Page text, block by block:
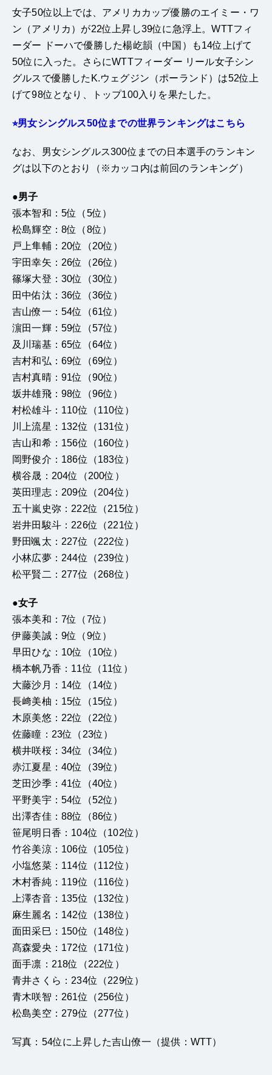
女子50位以上では、アメリカカップ優勝のエイミー・ワ
ン（アメリカ）が22位上昇し39位に急浮上。WTTフィ
ーダー ドーハで優勝した楊屹韻（中国）も14位上げて
50位に入った。さらにWTTフィーダー リール女子シン
グルスで優勝したK.ウェグジン（ポーランド）は52位上
げて98位となり、トップ100入りを果たした。
⭐︎男女シングルス50位までの世界ランキングはこちら
なお、男女シングルス300位までの日本選手のランキン
グは以下のとおり（※カッコ内は前回のランキング）
●男子
張本智和：5位（5位）
松島輝空：8位（8位）
戸上隼輔：20位（20位）
宇田幸矢：26位（26位）
篠塚大登：30位（30位）
田中佑汰：36位（36位）
吉山僚一：54位（61位）
濵田一輝：59位（57位）
及川瑞基：65位（64位）
吉村和弘：69位（69位）
吉村真晴：91位（90位）
坂井雄飛：98位（96位）
村松雄斗：110位（110位）
川上流星：132位（131位）
吉山和希：156位（160位）
岡野俊介：186位（183位）
横谷晟：204位（200位）
英田理志：209位（204位）
五十嵐史弥：222位（215位）
岩井田駿斗：226位（221位）
野田颯太：227位（222位）
小林広夢：244位（239位）
松平賢二：277位（268位）
●女子
張本美和：7位（7位）
伊藤美誠：9位（9位）
早田ひな：10位（10位）
橋本帆乃香：11位（11位）
大藤沙月：14位（14位）
長﨑美柚：15位（15位）
木原美悠：22位（22位）
佐藤瞳：23位（23位）
横井咲桜：34位（34位）
赤江夏星：40位（39位）
芝田沙季：41位（40位）
平野美宇：54位（52位）
出澤杏佳：88位（86位）
笹尾明日香：104位（102位）
竹谷美涼：106位（105位）
小塩悠菜：114位（112位）
木村香純：119位（116位）
上澤杏音：135位（132位）
麻生麗名：142位（138位）
面田采巳：150位（148位）
髙森愛央：172位（171位）
面手凛：218位（222位）
青井さくら：234位（229位）
青木咲智：261位（256位）
松島美空：279位（277位）
写真：54位に上昇した吉山僚一（提供：WTT）